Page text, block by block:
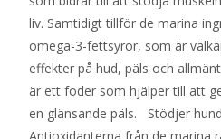
liv. Samtidigt tillför de marina
omega-3-fettsyror, som är
effekter på hud, päls och
är ett foder som hjälper till att
en glänsande päls. Stödjer